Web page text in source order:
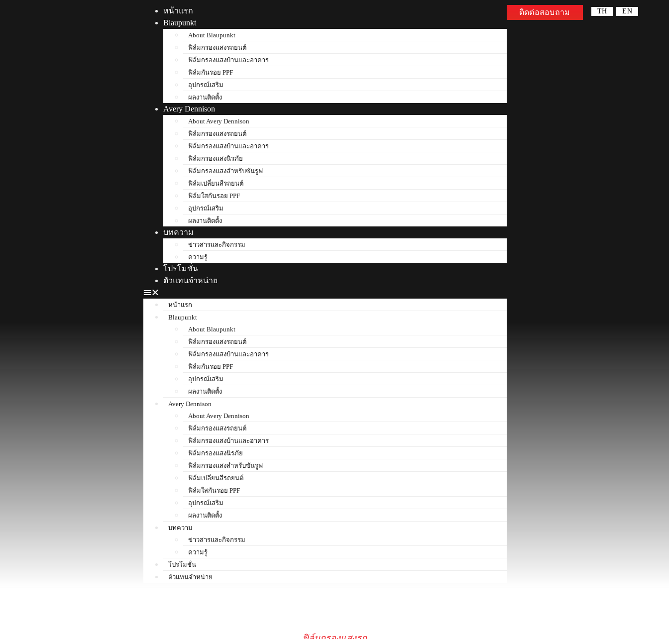
หน้าแรก
Blaupunkt
About Blaupunkt
ฟิล์มกรองแสงรถยนต์
ฟิล์มกรองแสงบ้านและอาคาร
ฟิล์มกันรอย PPF
อุปกรณ์เสริม
ผลงานติดตั้ง
Avery Dennison
About Avery Dennison
ฟิล์มกรองแสงรถยนต์
ฟิล์มกรองแสงบ้านและอาคาร
ฟิล์มกรองแสงนิรภัย
ฟิล์มกรองแสงสำหรับซันรูฟ
ฟิล์มเปลี่ยนสีรถยนต์
ฟิล์มใสกันรอย PPF
อุปกรณ์เสริม
ผลงานติดตั้ง
บทความ
ข่าวสารและกิจกรรม
ความรู้
โปรโมชั่น
ตัวแทนจำหน่าย
หน้าแรก
Blaupunkt
About Blaupunkt
ฟิล์มกรองแสงรถยนต์
ฟิล์มกรองแสงบ้านและอาคาร
ฟิล์มกันรอย PPF
อุปกรณ์เสริม
ผลงานติดตั้ง
Avery Dennison
About Avery Dennison
ฟิล์มกรองแสงรถยนต์
ฟิล์มกรองแสงบ้านและอาคาร
ฟิล์มกรองแสงนิรภัย
ฟิล์มกรองแสงสำหรับซันรูฟ
ฟิล์มเปลี่ยนสีรถยนต์
ฟิล์มใสกันรอย PPF
อุปกรณ์เสริม
ผลงานติดตั้ง
บทความ
ข่าวสารและกิจกรรม
ความรู้
โปรโมชั่น
ตัวแทนจำหน่าย
ติดต่อสอบถาม TH EN